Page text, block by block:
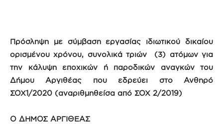
Πρόσληψη με σύμβαση εργασίας ιδιωτικού δικαίου
ορισμένου χρόνου, συνολικά τριών (3) ατόμων για
την κάλυψη εποχικών ή παροδικών αναγκών του
Δήμου Αργιθέας που εδρεύει στο Ανθηρό
ΣΟΧ1/2020 (αναριθμηθείσα από ΣΟΧ 2/2019)
Ο ΔΗΜΟΣ ΑΡΓΙΘΕΑΣ